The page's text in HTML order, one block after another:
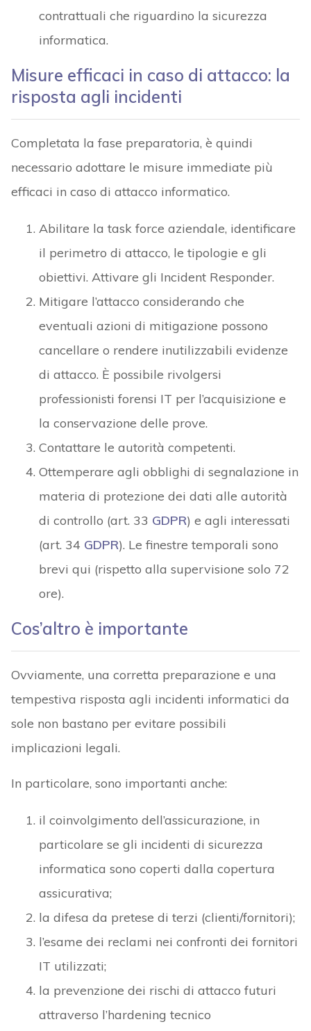
contrattuali che riguardino la sicurezza
informatica.
Misure efficaci in caso di attacco: la
risposta agli incidenti
Completata la fase preparatoria, è quindi
necessario adottare le misure immediate più
efficaci in caso di attacco informatico.
Abilitare la task force aziendale, identificare
il perimetro di attacco, le tipologie e gli
obiettivi. Attivare gli Incident Responder.
Mitigare l’attacco considerando che
eventuali azioni di mitigazione possono
cancellare o rendere inutilizzabili evidenze
di attacco. È possibile rivolgersi
professionisti forensi IT per l’acquisizione e
la conservazione delle prove.
Contattare le autorità competenti.
Ottemperare agli obblighi di segnalazione in
materia di protezione dei dati alle autorità
di controllo (art. 33 GDPR) e agli interessati
(art. 34 GDPR). Le finestre temporali sono
brevi qui (rispetto alla supervisione solo 72
ore).
Cos’altro è importante
Ovviamente, una corretta preparazione e una
tempestiva risposta agli incidenti informatici da
sole non bastano per evitare possibili
implicazioni legali.
In particolare, sono importanti anche:
il coinvolgimento dell’assicurazione, in
particolare se gli incidenti di sicurezza
informatica sono coperti dalla copertura
assicurativa;
la difesa da pretese di terzi (clienti/fornitori);
l’esame dei reclami nei confronti dei fornitori
IT utilizzati;
la prevenzione dei rischi di attacco futuri
attraverso l’hardening tecnico